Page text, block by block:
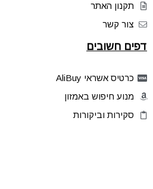
תקנון האתר
צור קשר
דפים חשובים
כרטיס אשראי AliBuy
מנוע חיפוש באמזון
סקירות וביקורות